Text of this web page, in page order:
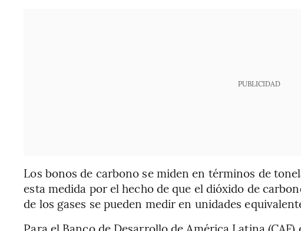
PUBLICIDAD
Los bonos de carbono se miden en términos de
esta medida por el hecho de que el dióxido de
de los gases se pueden medir en unidades